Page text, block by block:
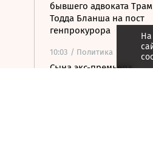
бывшего адвоката
Тодда Бланша на пост
генпрокурора
10:03 / Политика
Сына экс-премьера
На